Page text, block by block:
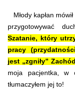
Młody kapłan
przygotowywać
Szatanie, który
pracy
jest „zgniły”
moja pacjentka, w
tłumaczyłem jej to!